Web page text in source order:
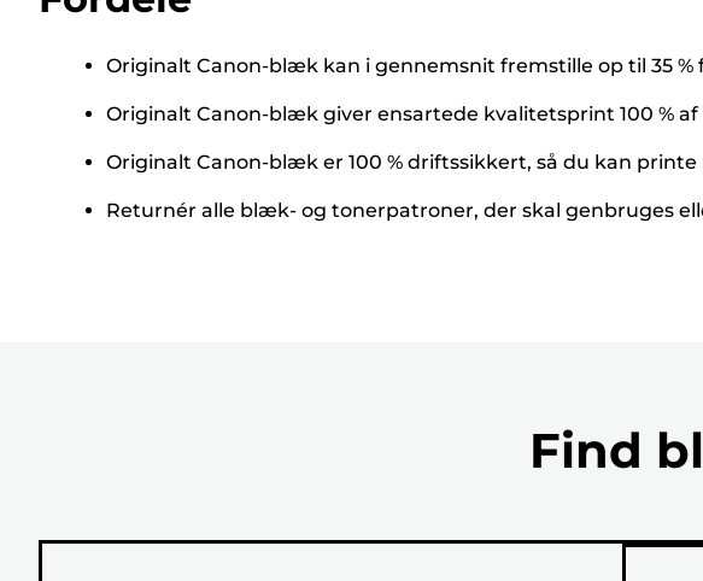
Originalt Canon-blæk kan i gennemsnit fremstille op til 35
Originalt Canon-blæk giver ensartede kvalitetsprint 100 % af
Originalt Canon-blæk er 100 % driftssikkert, så du kan printe
Returnér alle blæk- og tonerpatroner, der skal genbruges
Find